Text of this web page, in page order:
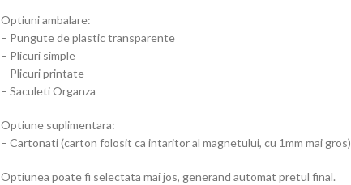
Optiuni ambalare:
– Pungute de plastic transparente
– Plicuri simple
– Plicuri printate
– Saculeti Organza
Optiune suplimentara:
– Cartonati (carton folosit ca intaritor al magnetului, cu 1mm mai gros)
Optiunea poate fi selectata mai jos, generand automat pretul final.